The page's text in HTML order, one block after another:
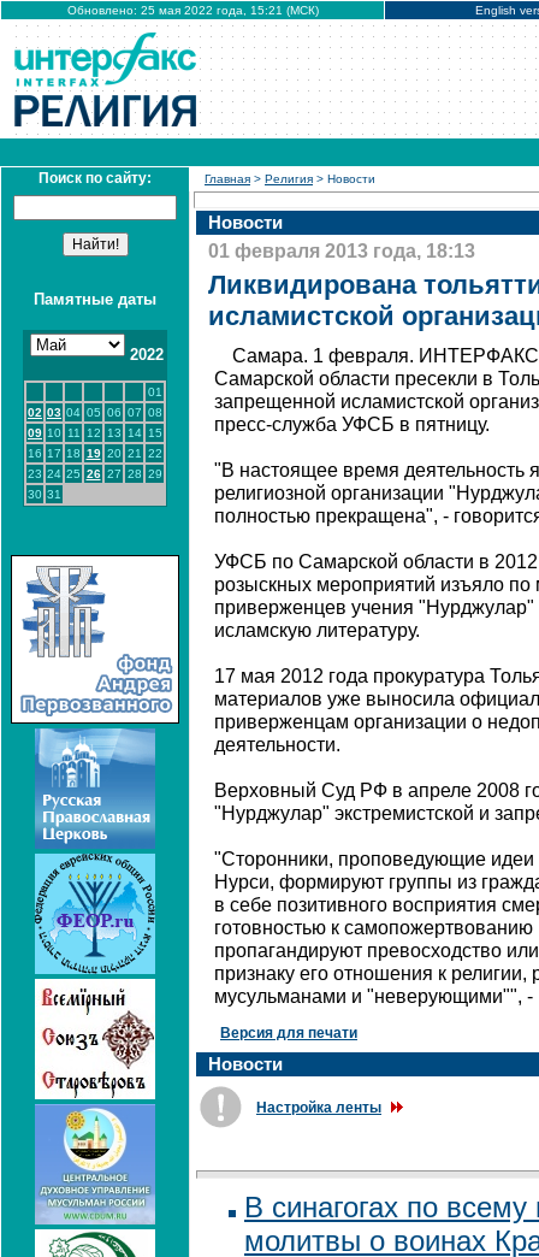
Обновлено: 25 мая 2022 года, 15:21 (МСК) English
Поиск по сайту:
Памятные даты
2022
01
02 03 04 05 06 07 08
09 10 11 12 13 14 15
16 17 18 19 20 21
22
23 24 25 26 27 28 29
30 31
Главная > Религия > Новости
Новости
01 февраля 2013 года, 18:13
Ликвидирована
исламистской
Самара. 1 февраля. ИНТЕРФАКС
Самарской области пресекли в
запрещенной исламистской
пресс-служба УФСБ в пятницу.
"В настоящее время деятельность
религиозной организации
полностью прекращена", -
УФСБ по Самарской области в 2012
розыскных мероприятий изъяло по
приверженцев учения
исламскую литературу.
17 мая 2012 года прокуратура
материалов уже выносила
приверженцам организации о
деятельности.
Верховный Суд РФ в апреле 2008
"Нурджулар" экстремистской и
"Сторонники, проповедующие идеи
Нурси, формируют группы из
в себе позитивного восприятия
готовностью к
пропагандируют превосходство
признаку его отношения к
мусульманами и "неверующими"",
Версия для печати
Новости
Настройка ленты
В синагогах по
молитвы о воинах